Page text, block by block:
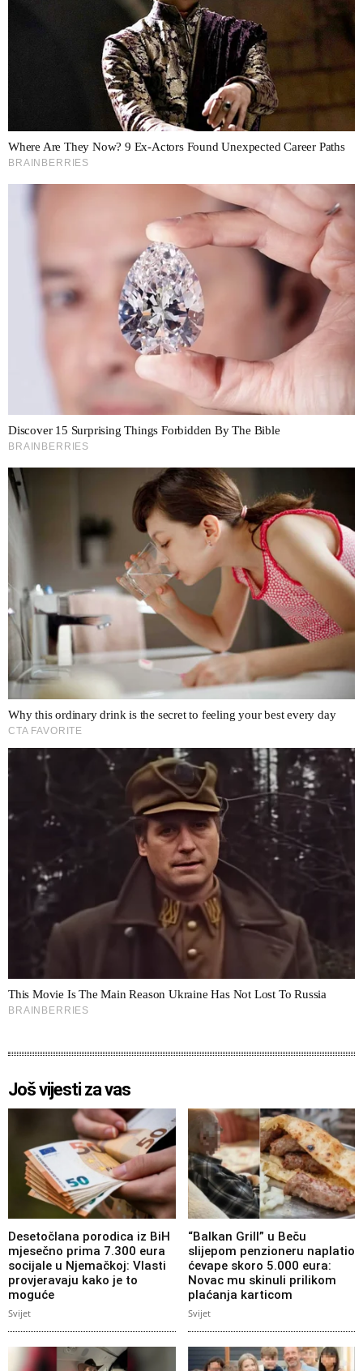
Još vijesti za vas
Desetočlana porodica iz BiH
mjesečno prima 7.300 eura
socijale u Njemačkoj: Vlasti
provjeravaju kako je to
moguće
Svijet
“Balkan Grill” u Beču
slijepom penzioneru naplatio
ćevape skoro 5.000 eura:
Novac mu skinuli prilikom
plaćanja karticom
Svijet